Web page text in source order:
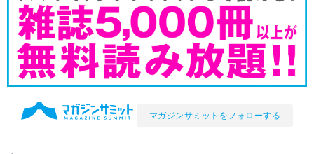
マガジンサミットをフォローする